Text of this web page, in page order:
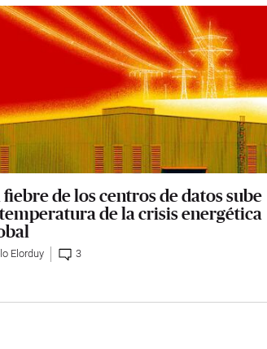
fiebre de los centros de datos sube
de la crisis energética
Elorduy 3